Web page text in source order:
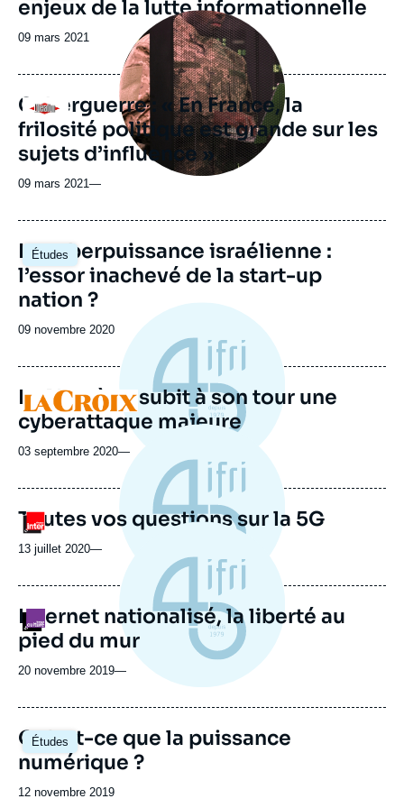
enjeux de la lutte informationnelle
Date
publication
09 mars 2021
Logo
Image
principale
médiatique
Cyberguerre : « En France, la
frilosité politique est grande sur les
sujets d’influence »
09 mars 2021—
Études
Image
principale
La cyberpuissance israélienne :
l’essor inachevé de la start-up
nation ?
Date
publication
09 novembre 2020
Logo
La Norvège subit à son tour une
cyberattaque majeure
03 septembre 2020—
Logo
Toutes vos questions sur la 5G
13 juillet 2020—
Logo
Internet nationalisé, la liberté au
pied du mur
20 novembre 2019—
Études
Image
principale
Qu'est-ce que la puissance
numérique ?
Date
12 novembre 2019